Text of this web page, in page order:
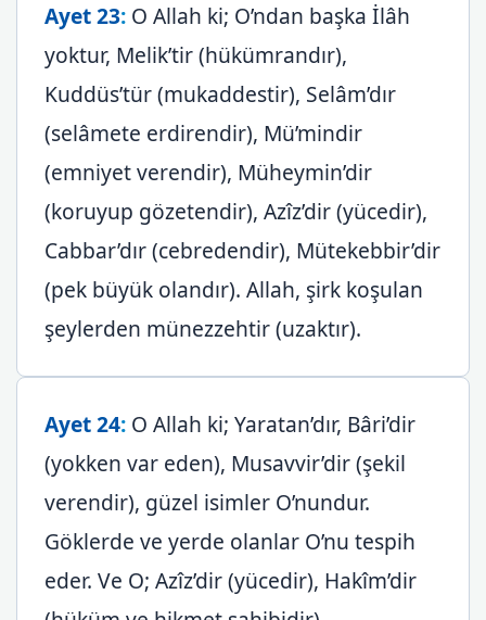
Ayet 23: O Allah ki; O’ndan başka İlâh
yoktur, Melik’tir (hükümrandır),
Kuddüs’tür (mukaddestir), Selâm’dır
(selâmete erdirendir), Mü’mindir
(emniyet verendir), Müheymin’dir
(koruyup gözetendir), Azîz’dir (yücedir),
Cabbar’dır (cebredendir), Mütekebbir’dir
(pek büyük olandır). Allah, şirk koşulan
şeylerden münezzehtir (uzaktır).
Ayet 24: O Allah ki; Yaratan’dır, Bâri’dir
(yokken var eden), Musavvir’dir (şekil
verendir), güzel isimler O’nundur.
Göklerde ve yerde olanlar O’nu tespih
eder. Ve O; Azîz’dir (yücedir), Hakîm’dir